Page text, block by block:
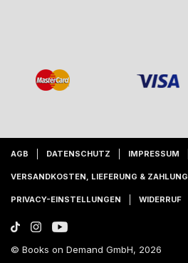
AGB DATENSCHUTZ IMPRESSUM
VERSANDKOSTEN, LIEFERUNG & ZAHLUNG
PRIVACY-EINSTELLUNGEN WIDERRUF
© Books on Demand GmbH, 2026